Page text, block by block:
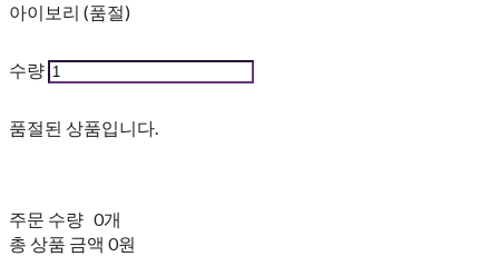
아이보리 (품절)
수량
품절된 상품입니다.
주문 수량 0개
총 상품 금액 0원